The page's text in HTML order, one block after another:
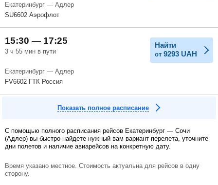
Екатеринбург — Адлер
SU6602 Аэрофлот
15:30 — 17:25
3 ч 55 мин в пути
Найти
от 9293 UAH
Екатеринбург — Адлер
FV6602 ГТК Россия
Показать полное расписание
С помощью полного расписания рейсов Екатеринбург — Сочи
(Адлер) вы быстро найдете нужный вам вариант перелета, уточните
дни полетов и наличие авиарейсов на конкретную дату.
Время указано местное. Стоимость актуальна для рейсов в одну
сторону.